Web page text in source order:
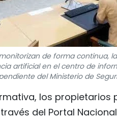
de forma continua,
artificial en el centro de
del Ministerio de
los
del Portal